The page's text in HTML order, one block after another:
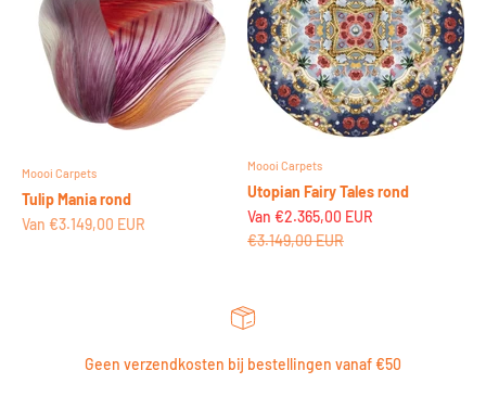
Moooi Carpets
Tulip Mania rond
Aanbiedingsprijs
Van €3.149,00 EUR
Moooi Carpets
Utopian Fairy Tales rond
Aanbiedingsprijs
Van €2.365,00 EUR
Normale prijs
€3.149,00 EUR
Geen verzendkosten bij bestellingen vanaf €50